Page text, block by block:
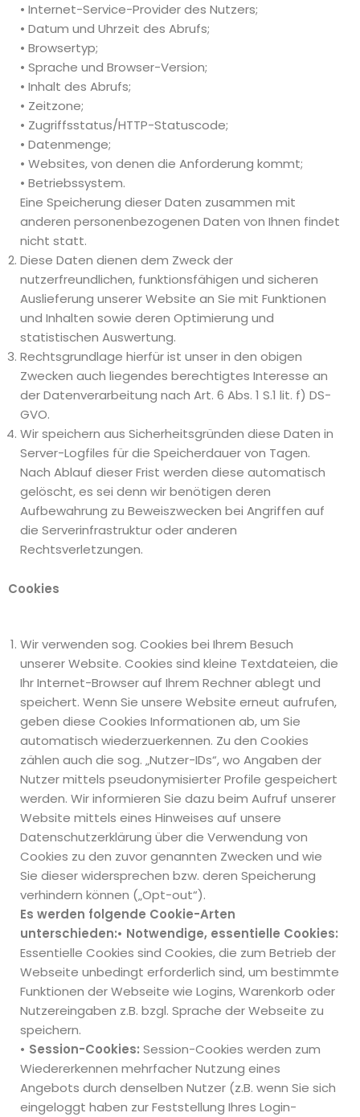
• Internet-Service-Provider des Nutzers;
• Datum und Uhrzeit des Abrufs;
• Browsertyp;
• Sprache und Browser-Version;
• Inhalt des Abrufs;
• Zeitzone;
• Zugriffsstatus/HTTP-Statuscode;
• Datenmenge;
• Websites, von denen die Anforderung kommt;
• Betriebssystem.
Eine Speicherung dieser Daten zusammen mit
anderen personenbezogenen Daten von Ihnen findet
nicht statt.
Diese Daten dienen dem Zweck der
nutzerfreundlichen, funktionsfähigen und sicheren
Auslieferung unserer Website an Sie mit Funktionen
und Inhalten sowie deren Optimierung und
statistischen Auswertung.
Rechtsgrundlage hierfür ist unser in den obigen
Zwecken auch liegendes berechtigtes Interesse an
der Datenverarbeitung nach Art. 6 Abs. 1 S.1 lit. f) DS-
GVO.
Wir speichern aus Sicherheitsgründen diese Daten in
Server-Logfiles für die Speicherdauer von Tagen.
Nach Ablauf dieser Frist werden diese automatisch
gelöscht, es sei denn wir benötigen deren
Aufbewahrung zu Beweiszwecken bei Angriffen auf
die Serverinfrastruktur oder anderen
Rechtsverletzungen.
Cookies
Wir verwenden sog. Cookies bei Ihrem Besuch
unserer Website. Cookies sind kleine Textdateien, die
Ihr Internet-Browser auf Ihrem Rechner ablegt und
speichert. Wenn Sie unsere Website erneut aufrufen,
geben diese Cookies Informationen ab, um Sie
automatisch wiederzuerkennen. Zu den Cookies
zählen auch die sog. „Nutzer-IDs“, wo Angaben der
Nutzer mittels pseudonymisierter Profile gespeichert
werden. Wir informieren Sie dazu beim Aufruf unserer
Website mittels eines Hinweises auf unsere
Datenschutzerklärung über die Verwendung von
Cookies zu den zuvor genannten Zwecken und wie
Sie dieser widersprechen bzw. deren Speicherung
verhindern können („Opt-out“).
Es werden folgende Cookie-Arten
unterschieden:• Notwendige, essentielle Cookies:
Essentielle Cookies sind Cookies, die zum Betrieb der
Webseite unbedingt erforderlich sind, um bestimmte
Funktionen der Webseite wie Logins, Warenkorb oder
Nutzereingaben z.B. bzgl. Sprache der Webseite zu
speichern.
• Session-Cookies: Session-Cookies werden zum
Wiedererkennen mehrfacher Nutzung eines
Angebots durch denselben Nutzer (z.B. wenn Sie sich
eingeloggt haben zur Feststellung Ihres Login-